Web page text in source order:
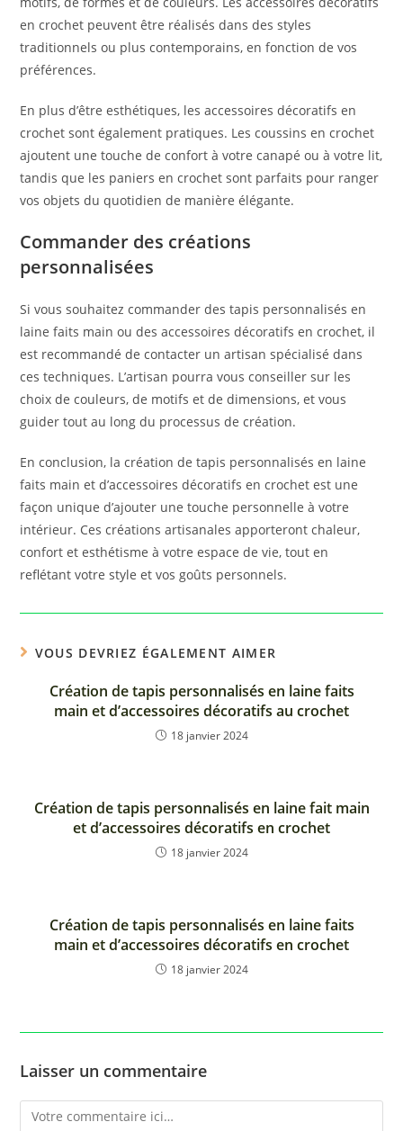
en crochet peuvent être réalisés dans des styles
traditionnels ou plus contemporains, en fonction de vos
préférences.
En plus d’être esthétiques, les accessoires décoratifs en
crochet sont également pratiques. Les coussins en crochet
ajoutent une touche de confort à votre canapé ou à votre lit,
tandis que les paniers en crochet sont parfaits pour ranger
vos objets du quotidien de manière élégante.
Commander des créations
personnalisées
Si vous souhaitez commander des tapis personnalisés en
laine faits main ou des accessoires décoratifs en crochet, il
est recommandé de contacter un artisan spécialisé dans
ces techniques. L’artisan pourra vous conseiller sur les
choix de couleurs, de motifs et de dimensions, et vous
guider tout au long du processus de création.
En conclusion, la création de tapis personnalisés en laine
faits main et d’accessoires décoratifs en crochet est une
façon unique d’ajouter une touche personnelle à votre
intérieur. Ces créations artisanales apporteront chaleur,
confort et esthétisme à votre espace de vie, tout en
reflétant votre style et vos goûts personnels.
VOUS DEVRIEZ ÉGALEMENT AIMER
Création de tapis personnalisés en laine faits
main et d’accessoires décoratifs au crochet
18 janvier 2024
Création de tapis personnalisés en laine fait main
et d’accessoires décoratifs en crochet
18 janvier 2024
Création de tapis personnalisés en laine faits
main et d’accessoires décoratifs en crochet
18 janvier 2024
Laisser un commentaire